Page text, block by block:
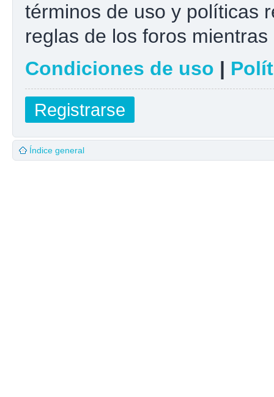
términos de uso y políticas
reglas de los foros
Condiciones de uso |
Registrarse
Índice general